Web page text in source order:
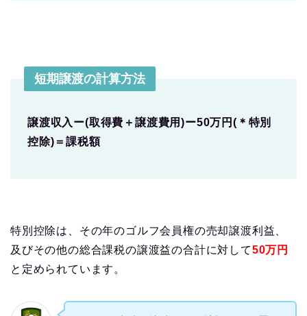
短期譲渡の計算方法
譲渡収入ー(取得費＋譲渡費用)ー50万円(＊特別
控除)＝課税額
特別控除は、その年のゴルフ会員権の売却譲渡利益、
及びその他の総合課税の譲渡益の合計に対して50万円
と定められています。